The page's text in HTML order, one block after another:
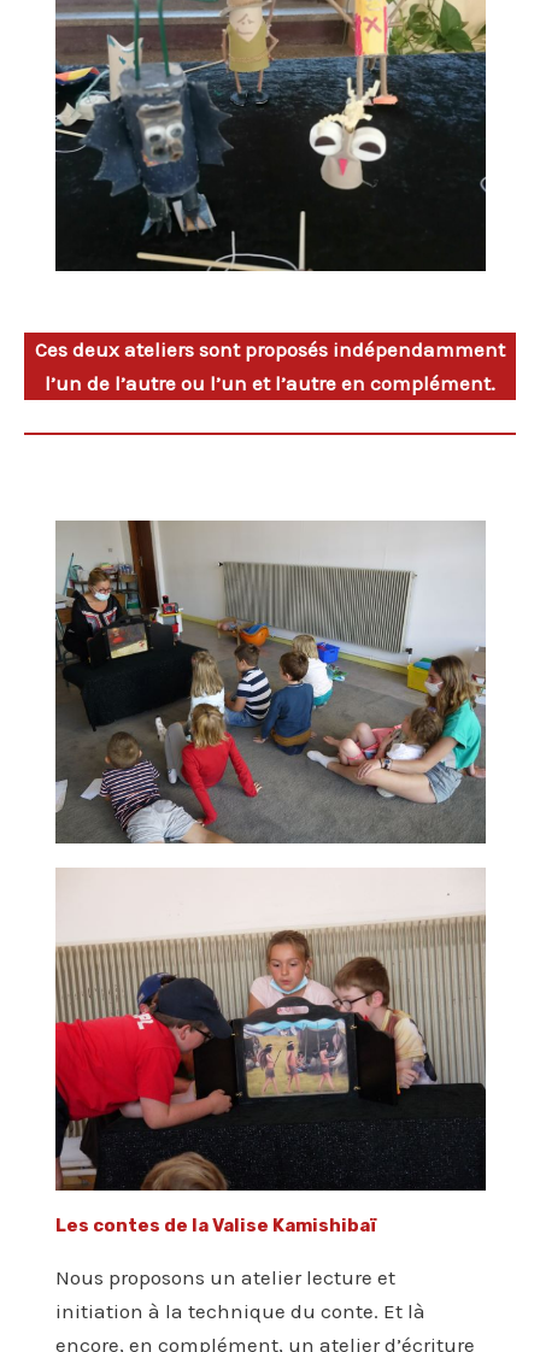
Ces deux ateliers sont proposés indépendamment
l’un de l’autre ou l’un et l’autre en complément.
Les contes de la Valise Kamishibaï
Nous proposons un atelier lecture et
initiation à la technique du conte. Et là
encore, en complément, un atelier d’écriture